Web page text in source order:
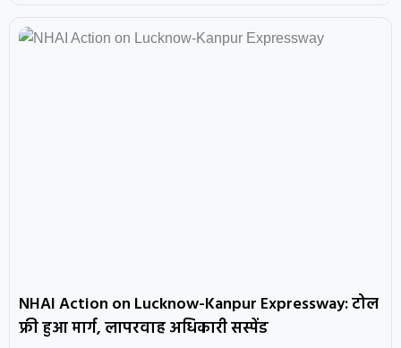
NHAI Action on Lucknow-Kanpur Expressway: टोल
फ्री हुआ मार्ग, लापरवाह अधिकारी सस्पेंड